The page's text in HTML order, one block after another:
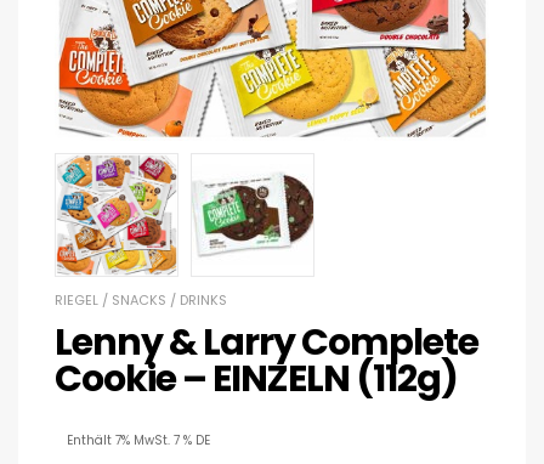
RIEGEL / SNACKS / DRINKS
Lenny & Larry Complete
Cookie – EINZELN (112g)
Enthält 7% MwSt. 7 % DE